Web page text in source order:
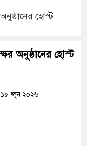
অনুষ্ঠানের হোস্ট
অনুষ্ঠানের হোস্ট
১৫ জুন ২০২৬